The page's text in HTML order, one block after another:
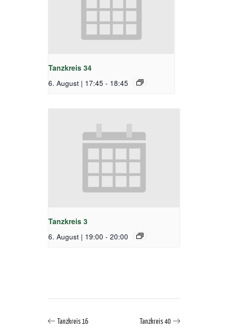
Tanzkreis 34
6. August | 17:45 - 18:45
Tanzkreis 3
6. August | 19:00 - 20:00
Tanzkreis 16 Tanzkreis 40